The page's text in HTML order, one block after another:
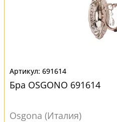
691614
Бра OSGONO 691614
Osgona (Италия)